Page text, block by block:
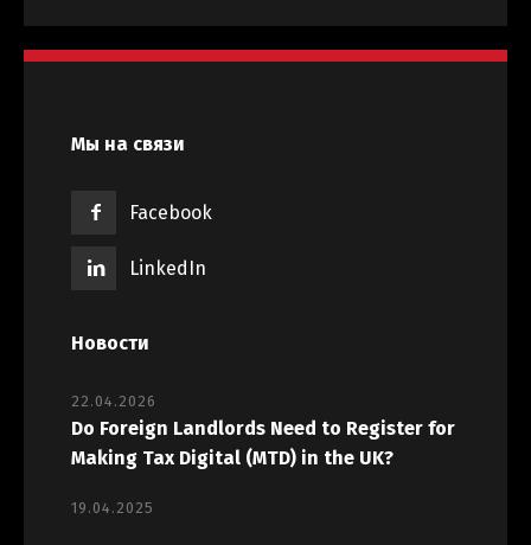
Мы на связи
Facebook
LinkedIn
Новости
22.04.2026
Do Foreign Landlords Need to Register for
Making Tax Digital (MTD) in the UK?
19.04.2025